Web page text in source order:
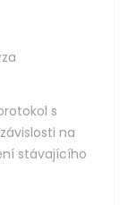
s
na
stávajícího